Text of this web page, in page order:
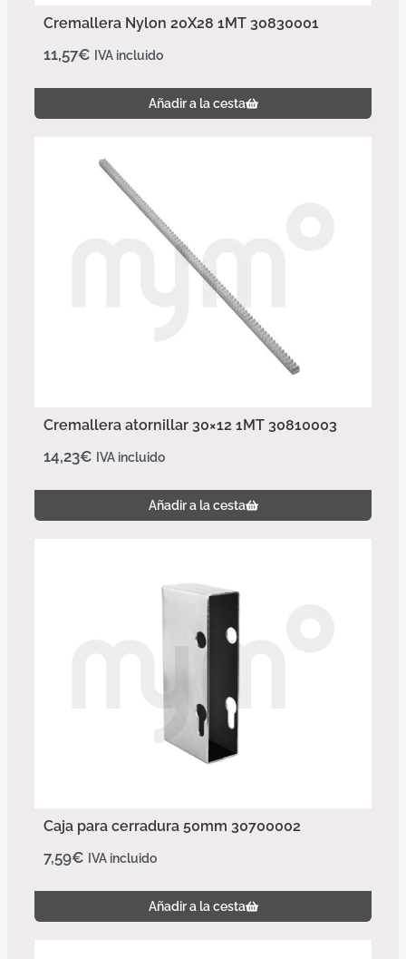
Cremallera Nylon 20X28 1MT 30830001
11,57€ IVA incluido
Añadir a la cesta
Cremallera atornillar 30×12 1MT 30810003
14,23€ IVA incluido
Añadir a la cesta
Caja para cerradura 50mm 30700002
7,59€ IVA incluido
Añadir a la cesta